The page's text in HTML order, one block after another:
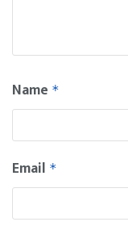
Name *
Email *